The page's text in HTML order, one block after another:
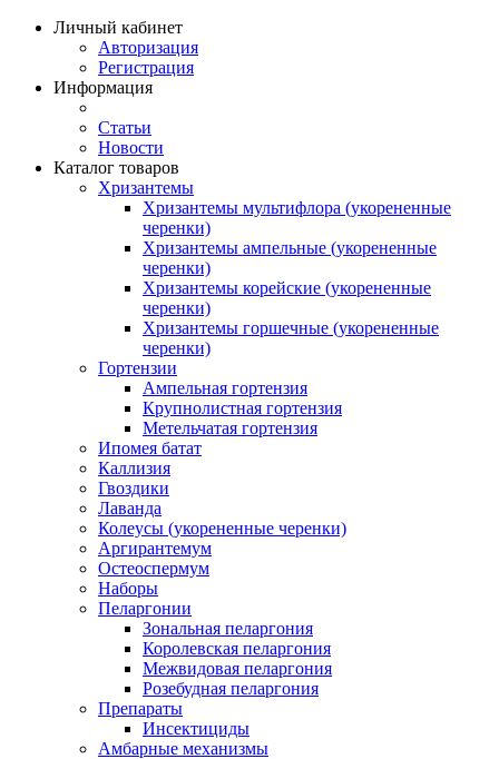
Личный кабинет
Авторизация
Регистрация
Информация
Статьи
Новости
Каталог товаров
Хризантемы
Хризантемы мультифлора (укорененные
черенки)
Хризантемы ампельные (укорененные
черенки)
Хризантемы корейские (укорененные
черенки)
Хризантемы горшечные (укорененные
черенки)
Гортензии
Ампельная гортензия
Крупнолистная гортензия
Метельчатая гортензия
Ипомея батат
Каллизия
Гвоздики
Лаванда
Колеусы (укорененные черенки)
Аргирантемум
Остеоспермум
Наборы
Пеларгонии
Зональная пеларгония
Королевская пеларгония
Межвидовая пеларгония
Розебудная пеларгония
Препараты
Инсектициды
Амбарные механизмы